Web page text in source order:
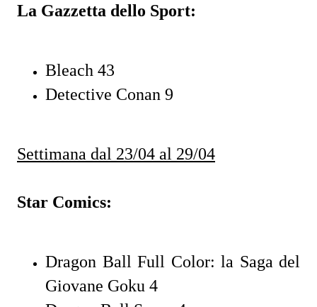
La Gazzetta dello Sport:
Bleach 43
Detective Conan 9
Settimana dal 23/04 al 29/04
Star Comics:
Dragon Ball Full Color: la Saga del
Giovane Goku 4